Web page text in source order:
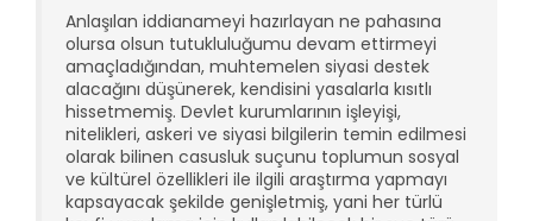
Anlaşılan iddianameyi hazırlayan ne pahasına
olursa olsun tutukluluğumu devam ettirmeyi
amaçladığından, muhtemelen siyasi destek
alacağını düşünerek, kendisini yasalarla kısıtlı
hissetmemiş. Devlet kurumlarının işleyişi,
nitelikleri, askeri ve siyasi bilgilerin temin edilmesi
olarak bilinen casusluk suçunu toplumun sosyal
ve kültürel özellikleri ile ilgili araştırma yapmayı
kapsayacak şekilde genişletmiş, yani her türlü